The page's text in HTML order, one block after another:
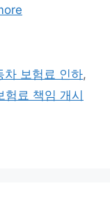
차 보험료 인하,
험료 책임 개시